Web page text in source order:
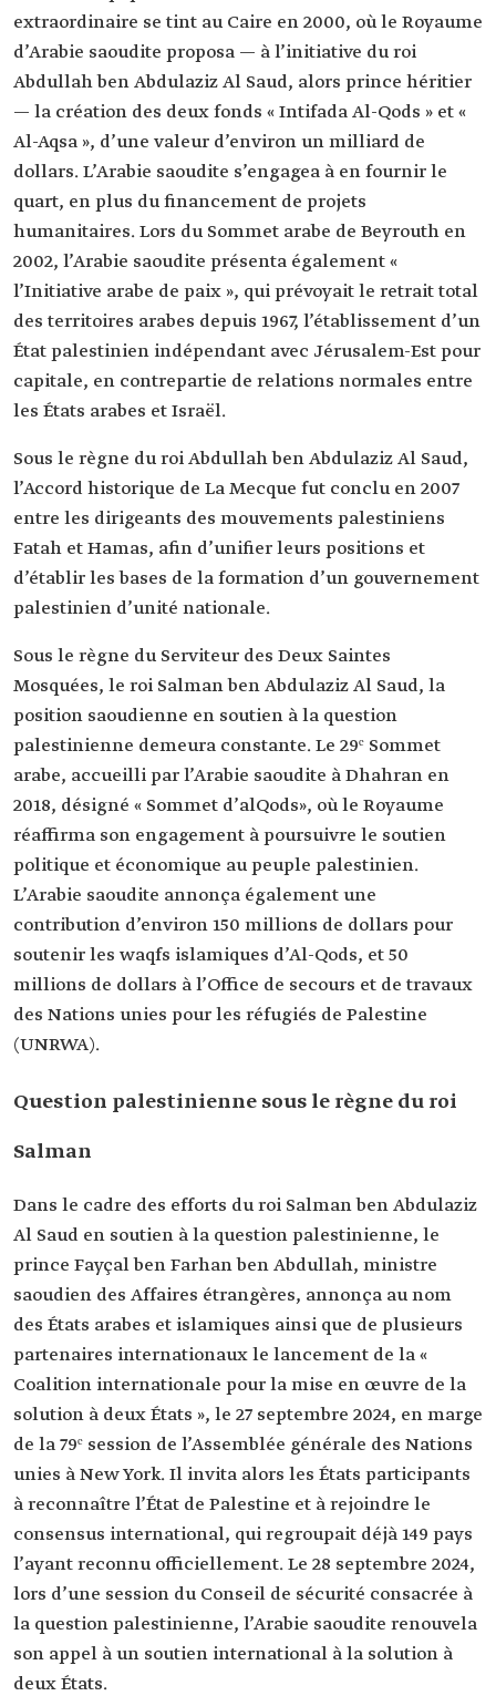
extraordinaire se tint au Caire en 2000, où le Royaume
d’Arabie saoudite proposa — à l’initiative du roi
Abdullah ben Abdulaziz Al Saud, alors prince héritier
— la création des deux fonds « Intifada Al-Qods » et «
Al-Aqsa », d’une valeur d’environ un milliard de
dollars. L’Arabie saoudite s’engagea à en fournir le
quart, en plus du financement de projets
humanitaires. Lors du Sommet arabe de Beyrouth en
2002, l’Arabie saoudite présenta également «
l’Initiative arabe de paix », qui prévoyait le retrait total
des territoires arabes depuis 1967, l’établissement d’un
État palestinien indépendant avec Jérusalem-Est pour
capitale, en contrepartie de relations normales entre
les États arabes et Israël.
Sous le règne du roi Abdullah ben Abdulaziz Al Saud,
l’Accord historique de La Mecque fut conclu en 2007
entre les dirigeants des mouvements palestiniens
Fatah et Hamas, afin d’unifier leurs positions et
d’établir les bases de la formation d’un gouvernement
palestinien d’unité nationale.
Sous le règne du Serviteur des Deux Saintes
Mosquées, le roi Salman ben Abdulaziz Al Saud, la
position saoudienne en soutien à la question
palestinienne demeura constante. Le 29ᵉ Sommet
arabe, accueilli par l’Arabie saoudite à Dhahran en
2018, désigné « Sommet d’alQods», où le Royaume
réaffirma son engagement à poursuivre le soutien
politique et économique au peuple palestinien.
L’Arabie saoudite annonça également une
contribution d’environ 150 millions de dollars pour
soutenir les waqfs islamiques d’Al-Qods, et 50
millions de dollars à l’Office de secours et de travaux
des Nations unies pour les réfugiés de Palestine
(UNRWA).
Question palestinienne sous le règne du roi
Salman
Dans le cadre des efforts du roi Salman ben Abdulaziz
Al Saud en soutien à la question palestinienne, le
prince Fayçal ben Farhan ben Abdullah, ministre
saoudien des Affaires étrangères, annonça au nom
des États arabes et islamiques ainsi que de plusieurs
partenaires internationaux le lancement de la «
Coalition internationale pour la mise en œuvre de la
solution à deux États », le 27 septembre 2024, en marge
de la 79ᵉ session de l’Assemblée générale des Nations
unies à New York. Il invita alors les États participants
à reconnaître l’État de Palestine et à rejoindre le
consensus international, qui regroupait déjà 149 pays
l’ayant reconnu officiellement. Le 28 septembre 2024,
lors d’une session du Conseil de sécurité consacrée à
la question palestinienne, l’Arabie saoudite renouvela
son appel à un soutien international à la solution à
deux États.